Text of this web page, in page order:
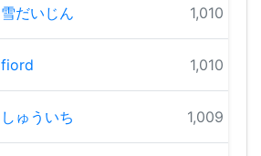
雪だいじん 1,010 pts
fiord 1,010 pts
しゅういち 1,009 pts